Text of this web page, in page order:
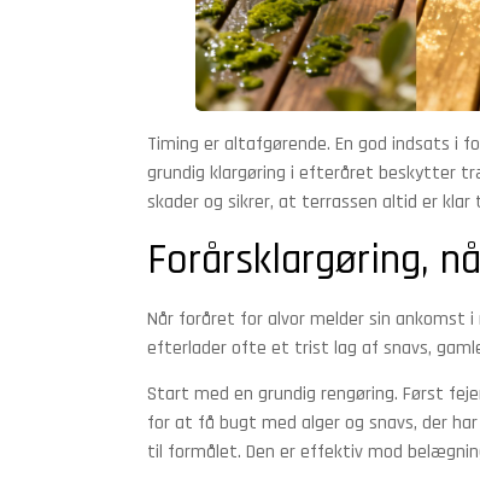
Timing er altafgørende. En god indsats
grundig klargøring i efteråret beskytter
skader og sikrer, at terrassen altid er klar
Forårsklargøring,
Når foråret for alvor melder sin
efterlader ofte et trist lag af snavs,
Start med en grundig rengøring. Først
for at få bugt med alger og snavs, der
til formålet. Den er effektiv mod